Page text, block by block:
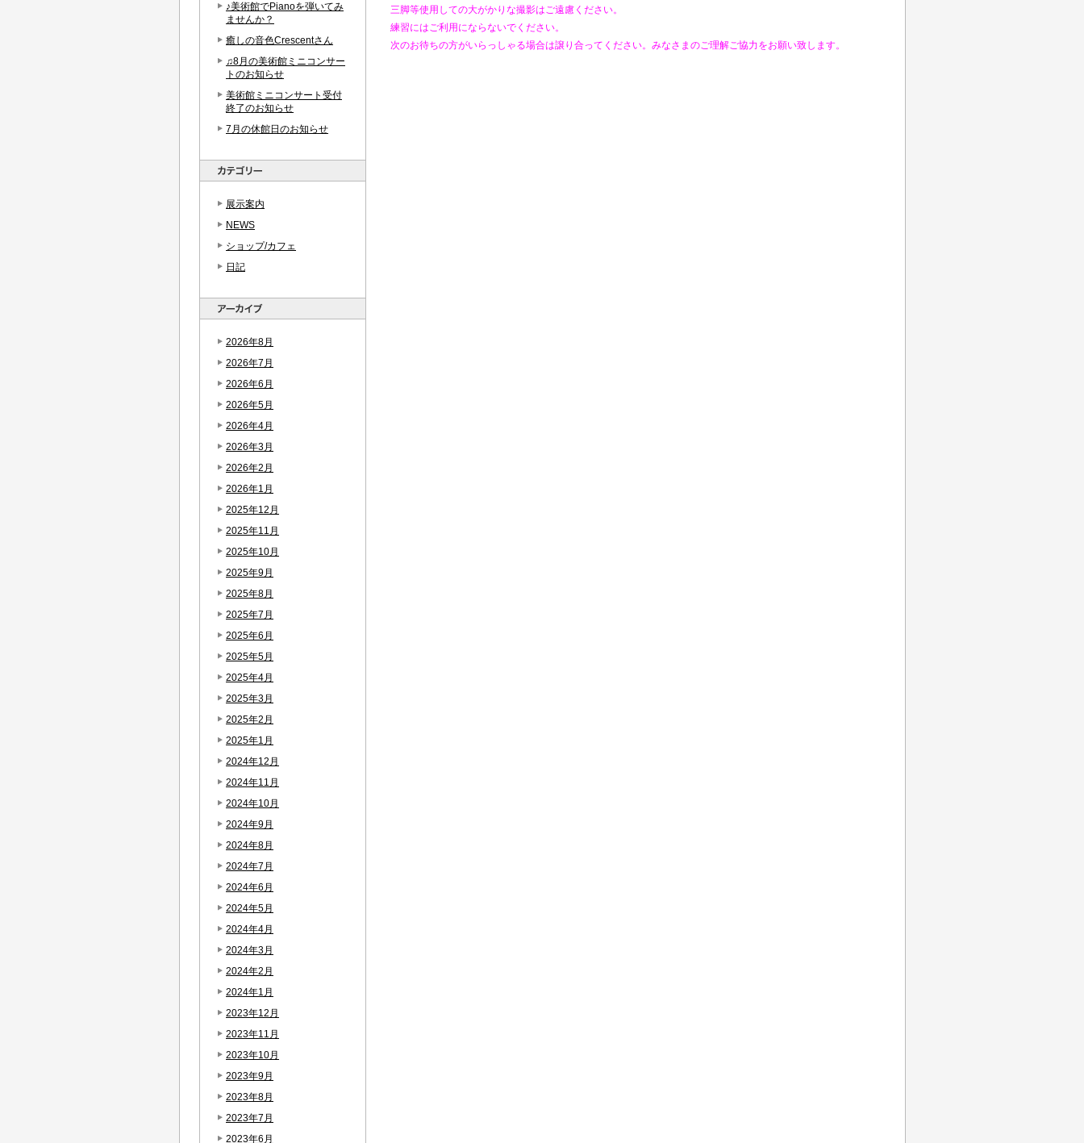
♪美術館でPianoを弾いてみ
ませんか？
癒しの音色Crescentさん
♫8月の美術館ミニコンサー
トのお知らせ
美術館ミニコンサート受付
終了のお知らせ
7月の休館日のお知らせ
展示案内
NEWS
ショップ/カフェ
日記
2026年8月
2026年7月
2026年6月
2026年5月
2026年4月
2026年3月
2026年2月
2026年1月
2025年12月
2025年11月
2025年10月
2025年9月
2025年8月
2025年7月
2025年6月
2025年5月
2025年4月
2025年3月
2025年2月
2025年1月
2024年12月
2024年11月
2024年10月
2024年9月
2024年8月
2024年7月
2024年6月
2024年5月
2024年4月
2024年3月
2024年2月
2024年1月
2023年12月
2023年11月
2023年10月
2023年9月
2023年8月
2023年7月
2023年6月
三脚等使用しての大がかりな撮影はご遠慮ください。
練習にはご利用にならないでください。
次のお待ちの方がいらっしゃる場合は譲り合ってください。みなさまのご理解ご協力をお願い致します。